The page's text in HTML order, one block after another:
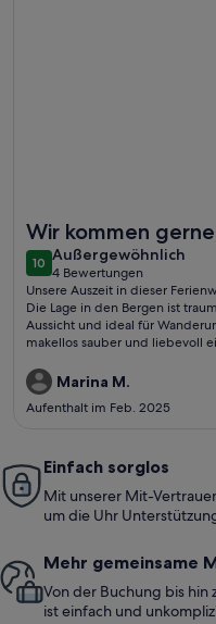
Wir kommen
1010 von 10
Außergewöhnlich
außergewöhnlich
4 Bewertungen
(4
bewertungen)
Unsere Auszeit in dieser
Die Lage in den Bergen ist
Aussicht und ideal für
makellos sauber und liebevoll
Betreuung vor Ort. Wir haben
kommen sehr gerne wieder!
Marina M.
Aufenthalt im Feb. 2025
Einfach sorglos
Mit unserer Mit-
um die Uhr
Mehr gemeinsame
Von der Buchung bis hin
ist einfach und